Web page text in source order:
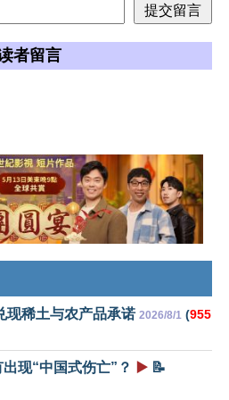
者留言
现稀土与农产品承诺 2026/8/1 (955
现“中国式伤亡”？ ▶️ 📝